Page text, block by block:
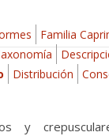
Familia
Distribución
y